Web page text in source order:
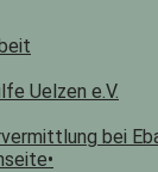
Uelzen e.V.
bei